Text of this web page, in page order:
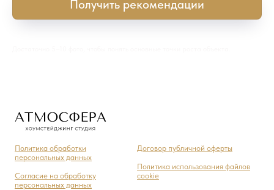
Получить рекомендации
Политика обработки
персональных данных
Cогласие на обработку
персональных данных
Договор публичной оферты
Политика использования файлов
cookie